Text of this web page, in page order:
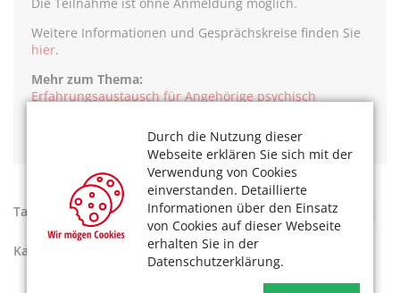
Durch die Nutzung dieser
Webseite erklären Sie sich mit der
Verwendung von Cookies
einverstanden. Detaillierte
Informationen über den Einsatz
von Cookies auf dieser Webseite
erhalten Sie in der
Datenschutzerklärung.
Die Teilnahme ist ohne Anmeldung möglich.
Weitere Informationen und Gesprächskreise finden Sie
hier.
Mehr zum Thema:
Erfahrungsaustausch für Angehörige psychisch
Tags: Hilfen für Angehörige , Psychologie , Selbsthilfe
Kategorien: Gesund leben , Soziales